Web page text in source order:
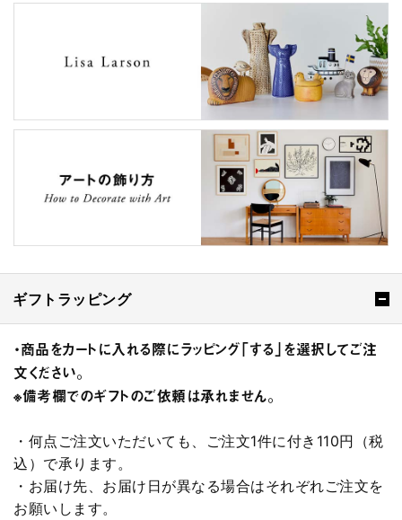
ギフトラッピング
・商品をカートに入れる際にラッピング「する」を選択してご注
文ください。
※備考欄でのギフトのご依頼は承れません。
・何点ご注文いただいても、ご注文1件に付き110円（税
込）で承ります。
・お届け先、お届け日が異なる場合はそれぞれご注文を
お願いします。